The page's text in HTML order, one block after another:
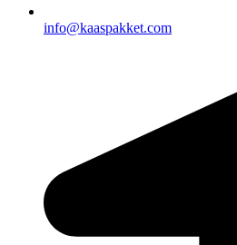
info@kaaspakket.com